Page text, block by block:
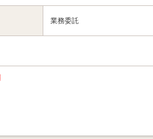
業務委託